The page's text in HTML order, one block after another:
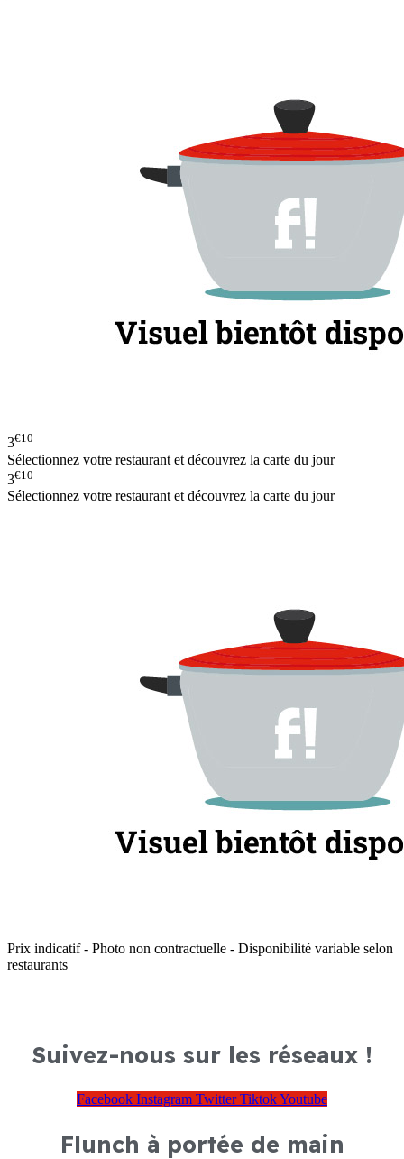
3€10
Sélectionnez votre restaurant et découvrez la carte du jour
3€10
Sélectionnez votre restaurant et découvrez la carte du jour
Prix indicatif - Photo non contractuelle - Disponibilité variable selon
restaurants
Suivez-nous sur les réseaux !
Facebook Instagram Twitter TiktokYoutube
Flunch à portée de main